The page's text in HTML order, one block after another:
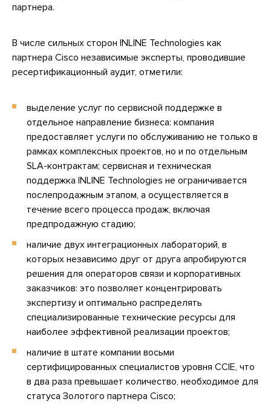
партнера.
В числе сильных сторон INLINE Technologies как
партнера Cisco независимые эксперты, проводившие
ресертификационный аудит, отметили:
выделение услуг по сервисной поддержке в
отдельное направление бизнеса: компания
предоставляет услуги по обслуживанию не только в
рамках комплексных проектов, но и по отдельным
SLA-контрактам; сервисная и техническая
поддержка INLINE Technologies не ограничивается
послепродажным этапом, а осуществляется в
течение всего процесса продаж, включая
предпродажную стадию;
наличие двух интеграционных лабораторий, в
которых независимо друг от друга апробируются
решения для операторов связи и корпоративных
заказчиков: это позволяет концентрировать
экспертизу и оптимально распределять
специализированные технические ресурсы для
наиболее эффективной реализации проектов;
наличие в штате компании восьми
сертифицированных специалистов уровня CCIE, что
в два раза превышает количество, необходимое для
статуса Золотого партнера Cisco;